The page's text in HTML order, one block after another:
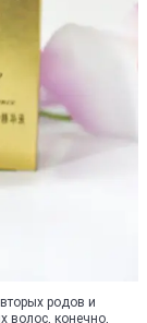
родов и
волос, конечно,